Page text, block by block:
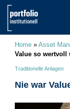
Home » Asset
Value so wertvoll
Traditionelle Anlagen
Nie war